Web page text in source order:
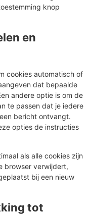
knop
en
cookies automatisch of
dat bepaalde
andere optie is om de
te passen dat je iedere
bericht ontvangt.
opties de instructies
als alle cookies zijn
browser verwijdert,
bij een nieuw
tot